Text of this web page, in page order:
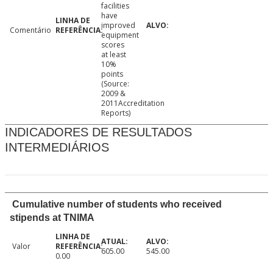
Comentário
facilities
have
improved
equipment
scores
at least
10%
points
(Source:
2009 &
2011Accreditation
Reports)
INDICADORES DE RESULTADOS
INTERMEDIÁRIOS
Cumulative number of students who received
stipends at TNIMA
Valor
0.00
605.00 545.00